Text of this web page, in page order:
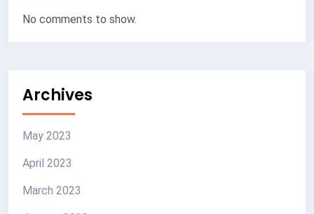
No comments to show.
Archives
May 2023
April 2023
March 2023